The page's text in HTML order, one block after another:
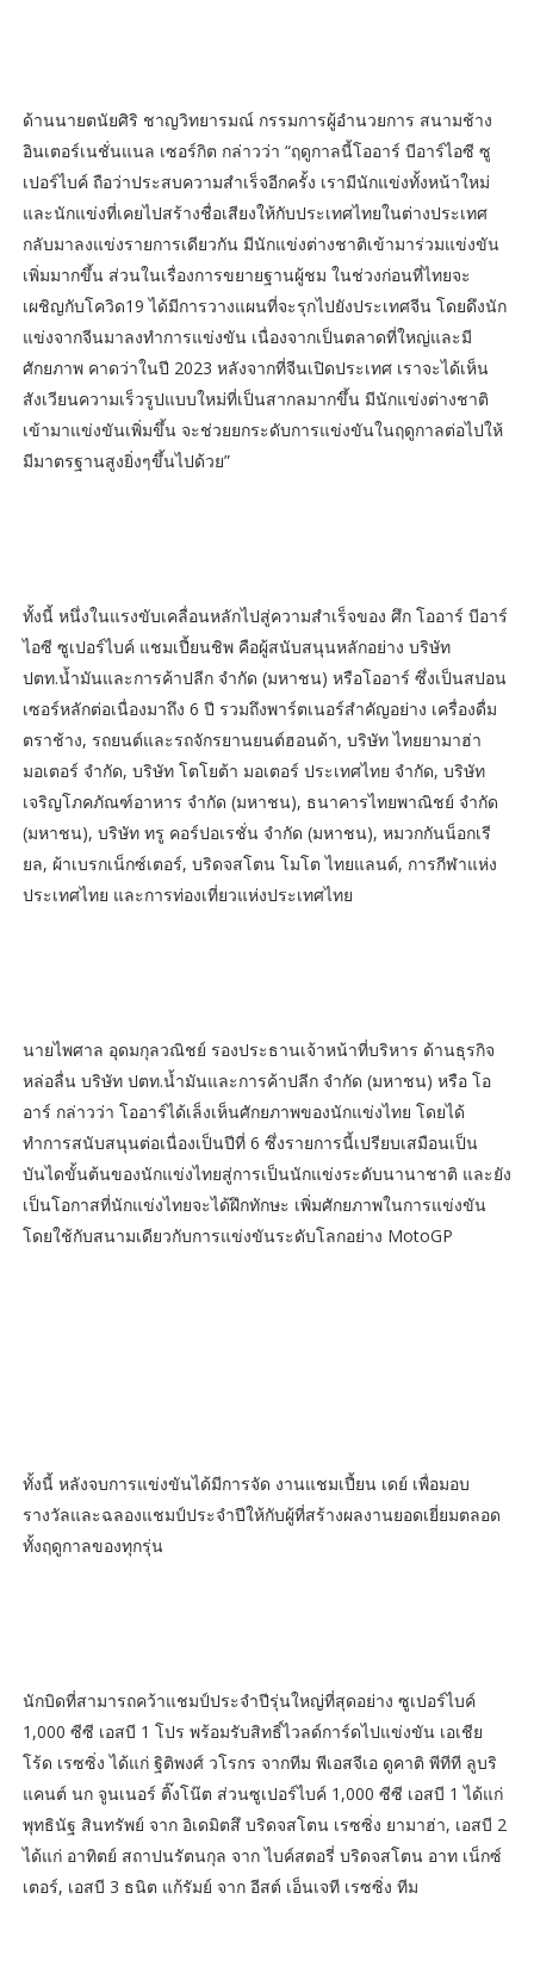
ด้านนายตนัยศิริ ชาญวิทยารมณ์ กรรมการผู้อำนวยการ สนามช้าง
อินเตอร์เนชั่นแนล เซอร์กิต กล่าวว่า “ฤดูกาลนี้โออาร์ บีอาร์ไอซี ซู
เปอร์ไบค์ ถือว่าประสบความสำเร็จอีกครั้ง เรามีนักแข่งทั้งหน้าใหม่
และนักแข่งที่เคยไปสร้างชื่อเสียงให้กับประเทศไทยในต่างประเทศ
กลับมาลงแข่งรายการเดียวกัน มีนักแข่งต่างชาติเข้ามาร่วมแข่งขัน
เพิ่มมากขึ้น ส่วนในเรื่องการขยายฐานผู้ชม ในช่วงก่อนที่ไทยจะ
เผชิญกับโควิด19 ได้มีการวางแผนที่จะรุกไปยังประเทศจีน โดยดึงนัก
แข่งจากจีนมาลงทำการแข่งขัน เนื่องจากเป็นตลาดที่ใหญ่และมี
ศักยภาพ คาดว่าในปี 2023 หลังจากที่จีนเปิดประเทศ เราจะได้เห็น
สังเวียนความเร็วรูปแบบใหม่ที่เป็นสากลมากขึ้น มีนักแข่งต่างชาติ
เข้ามาแข่งขันเพิ่มขึ้น จะช่วยยกระดับการแข่งขันในฤดูกาลต่อไปให้
มีมาตรฐานสูงยิ่งๆขึ้นไปด้วย”
ทั้งนี้ หนึ่งในแรงขับเคลื่อนหลักไปสู่ความสำเร็จของ ศึก โออาร์ บีอาร์
ไอซี ซูเปอร์ไบค์ แชมเปี้ยนชิพ คือผู้สนับสนุนหลักอย่าง บริษัท
ปตท.น้ำมันและการค้าปลีก จำกัด (มหาชน) หรือโออาร์ ซึ่งเป็นสปอน
เซอร์หลักต่อเนื่องมาถึง 6 ปี รวมถึงพาร์ตเนอร์สำคัญอย่าง เครื่องดื่ม
ตราช้าง, รถยนต์และรถจักรยานยนต์ฮอนด้า, บริษัท ไทยยามาฮ่า
มอเตอร์ จำกัด, บริษัท โตโยต้า มอเตอร์ ประเทศไทย จำกัด, บริษัท
เจริญโภคภัณฑ์อาหาร จำกัด (มหาชน), ธนาคารไทยพาณิชย์ จำกัด
(มหาชน), บริษัท ทรู คอร์ปอเรชั่น จำกัด (มหาชน), หมวกกันน็อกเรี
ยล, ผ้าเบรกเน็กซ์เตอร์, บริดจสโตน โมโต ไทยแลนด์, การกีฬาแห่ง
ประเทศไทย และการท่องเที่ยวแห่งประเทศไทย
นายไพศาล อุดมกุลวณิชย์ รองประธานเจ้าหน้าที่บริหาร ด้านธุรกิจ
หล่อลื่น บริษัท ปตท.น้ำมันและการค้าปลีก จำกัด (มหาชน) หรือ โอ
อาร์ กล่าวว่า โออาร์ได้เล็งเห็นศักยภาพของนักแข่งไทย โดยได้
ทำการสนับสนุนต่อเนื่องเป็นปีที่ 6 ซึ่งรายการนี้เปรียบเสมือนเป็น
บันไดขั้นต้นของนักแข่งไทยสู่การเป็นนักแข่งระดับนานาชาติ และยัง
เป็นโอกาสที่นักแข่งไทยจะได้ฝึกทักษะ เพิ่มศักยภาพในการแข่งขัน
โดยใช้กับสนามเดียวกับการแข่งขันระดับโลกอย่าง MotoGP
ทั้งนี้ หลังจบการแข่งขันได้มีการจัด งานแชมเปี้ยน เดย์ เพื่อมอบ
รางวัลและฉลองแชมป์ประจำปีให้กับผู้ที่สร้างผลงานยอดเยี่ยมตลอด
ทั้งฤดูกาลของทุกรุ่น
นักบิดที่สามารถคว้าแชมป์ประจำปีรุ่นใหญ่ที่สุดอย่าง ซูเปอร์ไบค์
1,000 ซีซี เอสบี 1 โปร พร้อมรับสิทธิ์ไวลด์การ์ดไปแข่งขัน เอเชีย
โร้ด เรซซิ่ง ได้แก่ ฐิติพงศ์ วโรกร จากทีม พีเอสจีเอ ดูคาติ พีทีที ลูบริ
แคนต์ นก จูนเนอร์ ติ๊งโน๊ต ส่วนซูเปอร์ไบค์ 1,000 ซีซี เอสบี 1 ได้แก่
พุทธินัฐ สินทรัพย์ จาก อิเดมิตสึ บริดจสโตน เรซซิ่ง ยามาฮ่า, เอสบี 2
ได้แก่ อาทิตย์ สถาปนรัตนกุล จาก ไบค์สตอรี่ บริดจสโตน อาท เน็กซ์
เตอร์, เอสบี 3 ธนิต แก้รัมย์ จาก อีสต์ เอ็นเจที เรซซิ่ง ทีม